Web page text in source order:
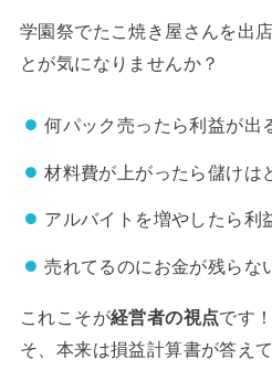
学園祭でたこ焼き屋さんを出
とが気になりませんか？
何パック売ったら利益が出
材料費が上がったら儲けは
アルバイトを増やしたら利
売れてるのにお金が残らな
これこそが経営者の視点です
そ、本来は損益計算書が答え